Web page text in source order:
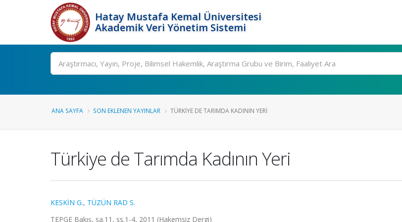
Hatay Mustafa Kemal Üniversitesi
Akademik Veri Yönetim Sistemi
Ara
ANA SAYFA SON EKLENEN YAYINLAR TÜRKIYE DE TARIMDA KADININ YERI
Türkiye de Tarımda Kadının Yeri
KESKİN G., TÜZÜN RAD S.
TEPGE Bakış, sa.11, ss.1-4, 2011 (Hakemsiz Dergi)